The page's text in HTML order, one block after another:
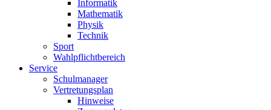
Informatik
Mathematik
Physik
Technik
Sport
Wahlpflichtbereich
Service
Schulmanager
Vertretungsplan
Hinweise